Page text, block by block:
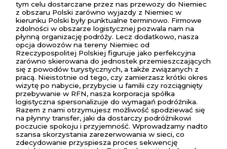
tym celu dostarczane przez nas przewozy do Niemiec
z obszaru Polski zarówno wyjazdy z Niemiec w
kierunku Polski były punktualne terminowo. Firmowe
zdolności w obszarze logistycznej pozwala nam na
płynną organizację podróży. Lecz dodatkowo, nasza
opcja dowozów na tereny Niemiec od
Rzeczypospolitej Polskiej figuruje jako perfekcyjna
zarówno skierowana do jednostek przemieszczających
się z powodów turystycznych, a także związanych z
pracą. Nieistotnie od tego, czy zamierzasz krótki okres
wizytę po nabycie, przybycie u familii czy rozciągnięty
przebywanie w RFN, nasza korporacja spółka
logistyczna spersonalizuje do wymagań podróżnika.
Razem z nami otrzymujesz możliwość spodziewać się
na płynny transfer, jaki da dostarczy podróżnikowi
poczucie spokoju i przyjemność. Wprowadzamy nadto
szansa skorzystania zarezerwowania w sieci, co
zdecydowanie przyspiesza proces sekwencję